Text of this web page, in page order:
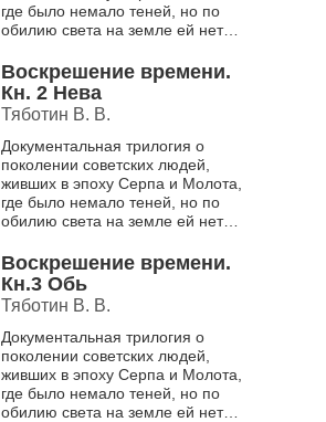
где было немало теней, но по
обилию света на земле ей нет и
Книга первая – «ВОЛГА» (изд-во
«Манускрипт»,...
Воскрешение времени.
Кн. 2 Нева
Тяботин В. В.
Документальная трилогия о
поколении советских людей,
живших в эпоху Серпа и Молота,
где было немало теней, но по
обилию света на земле ей нет и
Книга вторая – «НЕВА» (изд-во
«Манускрипт»,...
Воскрешение времени.
Кн.3 Обь
Тяботин В. В.
Документальная трилогия о
поколении советских людей,
живших в эпоху Серпа и Молота,
где было немало теней, но по
обилию света на земле ей нет и